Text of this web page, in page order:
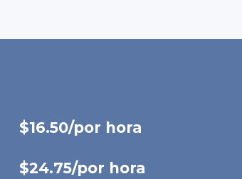
$16.50/por hora
$24.75/por hora